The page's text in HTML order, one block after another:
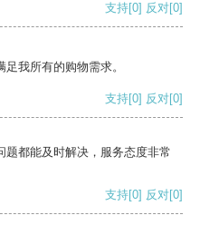
支持[0] 反对[0]
我所有的购物需求。
支持[0] 反对[0]
题都能及时解决，服务态度非常
支持[0] 反对[0]